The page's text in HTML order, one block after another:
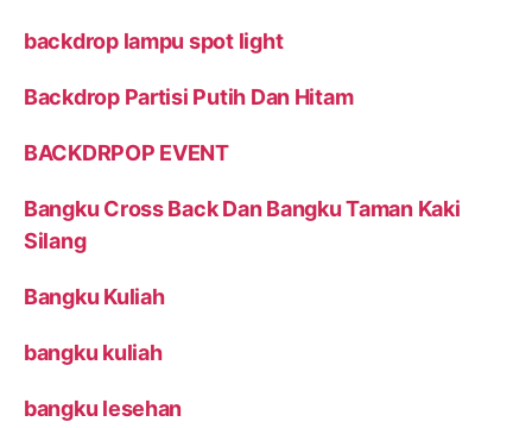
backdrop lampu spot light
Backdrop Partisi Putih Dan Hitam
BACKDRPOP EVENT
Bangku Cross Back Dan Bangku Taman Kaki
Silang
Bangku Kuliah
bangku kuliah
bangku lesehan